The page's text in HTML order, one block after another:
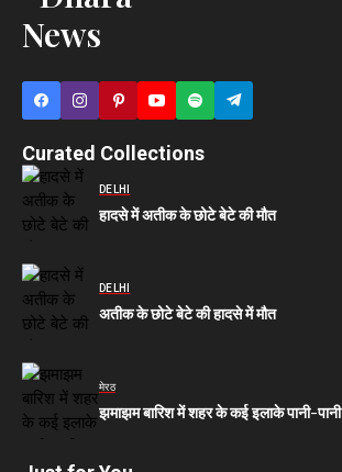
Curated Collections
DELHI
हादसे में अतीक के छोटे बेटे की मौत
DELHI
अतीक के छोटे बेटे की हादसे में मौत
मेरठ
झमाझम बारिश में शहर के कई इलाके पानी-पानी